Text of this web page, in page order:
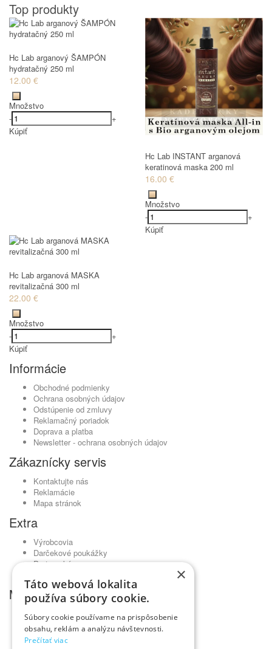
Top produkty
Hc Lab arganový ŠAMPÓN
hydratačný 250 ml
12.00 €
Množstvo
-
+
Kúpiť
Hc Lab INSTANT arganová
keratinová maska 200 ml
16.00 €
Množstvo
-
+
Kúpiť
Hc Lab arganová MASKA
revitalizačná 300 ml
22.00 €
Množstvo
-
+
Kúpiť
Informácie
Obchodné podmienky
Ochrana osobných údajov
Odstúpenie od zmluvy
Reklamačný poriadok
Doprava a platba
Newsletter - ochrana osobných údajov
Zákaznícky servis
Kontaktujte nás
Reklamácie
Mapa stránok
Extra
Výrobcovia
Darčekové poukážky
Partnerský program
Môj účet
Môj účet
História objednávok
Obľúbené produkty
Novinky
×
Táto webová lokalita
používa súbory cookie.
Súbory cookie používame na prispôsobenie
obsahu, reklám a analýzu návštevnosti.
Prečítať viac